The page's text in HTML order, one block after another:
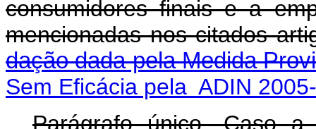
consumidores finais e a
mencionadas nos citados
dação dada pela Medida
Sem Eficácia pela ADIN
Parágrafo único. Caso